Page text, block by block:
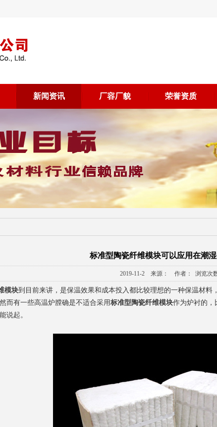
新闻资讯 厂容厂貌 荣誉资质
标准型陶瓷纤维模块可以应用在潮
2019-11-2 来源： 作者： 浏览次
模块到目前来讲，是保温效果和成本投入都比较理想的一种保温材
而有一些高温炉膛确是不适合采用标准型陶瓷纤维模块作为炉衬的，
说起。